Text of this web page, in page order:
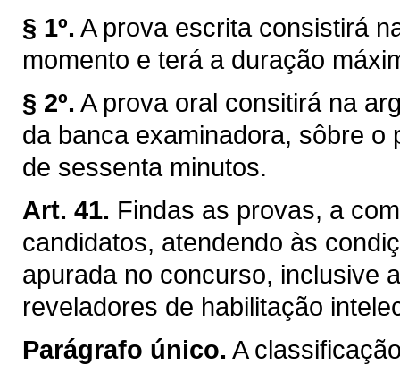
§ 1º. A prova escrita consistirá
momento e terá a duração
§ 2º. A prova oral consitirá na
da banca examinadora, sôbre
de sessenta minutos.
Art. 41. Findas as provas, a
candidatos, atendendo às
apurada no concurso, inclusive
reveladores de habilitação
Parágrafo único. A